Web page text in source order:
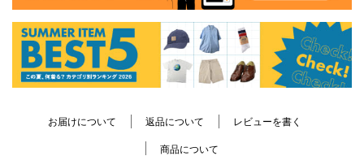
お届けについて 返品について レビューを書く
商品について